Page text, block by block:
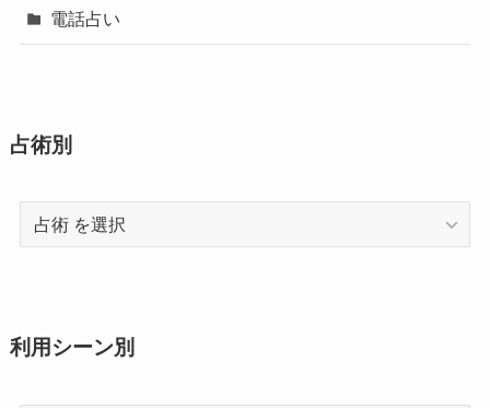
電話占い
占術別
術
利用シーン別